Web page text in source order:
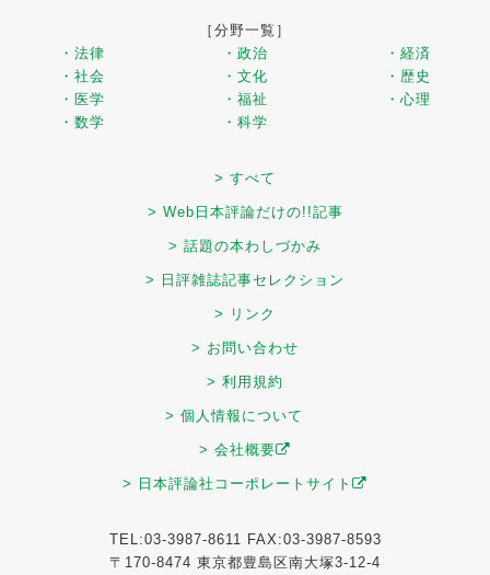
［分野一覧］
・法律
・政治
・経済
・社会
・文化
・歴史
・医学
・福祉
・心理
・数学
・科学
> すべて
> Web日本評論だけの!!記事
> 話題の本わしづかみ
> 日評雑誌記事セレクション
> リンク
> お問い合わせ
> 利用規約
> 個人情報について
> 会社概要
> 日本評論社コーポレートサイト
TEL:03-3987-8611 FAX:03-3987-8593
〒170-8474 東京都豊島区南大塚3-12-4